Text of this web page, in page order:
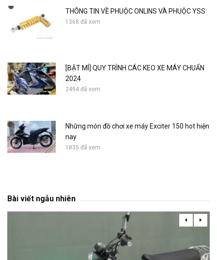
THÔNG TIN VỀ PHUỘC ONLINS VÀ PHUỘC YSS
1368 đã xem
[BẬT MÍ] QUY TRÌNH CÁC KEO XE MÁY CHUẨN
2024
2494 đã xem
Những món đồ chơi xe máy Exciter 150 hot hiện
nay
1835 đã xem
Bài viết ngẫu nhiên